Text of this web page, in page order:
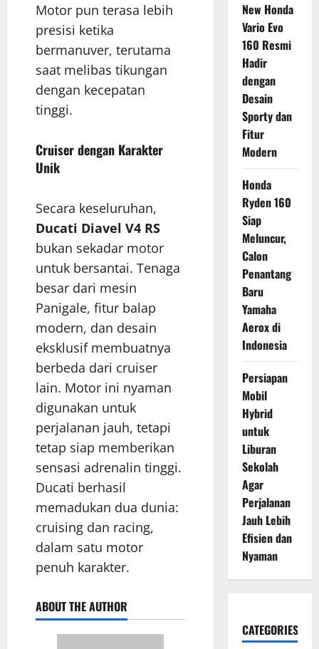
Motor pun terasa lebih
presisi ketika
bermanuver, terutama
saat melibas tikungan
dengan kecepatan
tinggi.
Cruiser dengan Karakter
Unik
Secara keseluruhan,
Ducati Diavel V4 RS
bukan sekadar motor
untuk bersantai. Tenaga
besar dari mesin
Panigale, fitur balap
modern, dan desain
eksklusif membuatnya
berbeda dari cruiser
lain. Motor ini nyaman
digunakan untuk
perjalanan jauh, tetapi
tetap siap memberikan
sensasi adrenalin tinggi.
Ducati berhasil
memadukan dua dunia:
cruising dan racing,
dalam satu motor
penuh karakter.
ABOUT THE AUTHOR
New Honda
Vario Evo
160 Resmi
Hadir
dengan
Desain
Sporty dan
Fitur
Modern
Honda
Ryden 160
Siap
Meluncur,
Calon
Penantang
Baru
Yamaha
Aerox di
Indonesia
Persiapan
Mobil
Hybrid
untuk
Liburan
Sekolah
Agar
Perjalanan
Jauh Lebih
Efisien dan
Nyaman
CATEGORIES